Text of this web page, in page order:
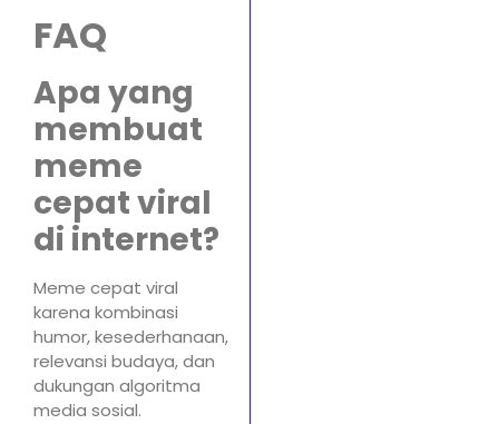
FAQ
Apa yang
membuat
meme
cepat viral
di internet?
Meme cepat viral
karena kombinasi
humor, kesederhanaan,
relevansi budaya, dan
dukungan algoritma
media sosial.